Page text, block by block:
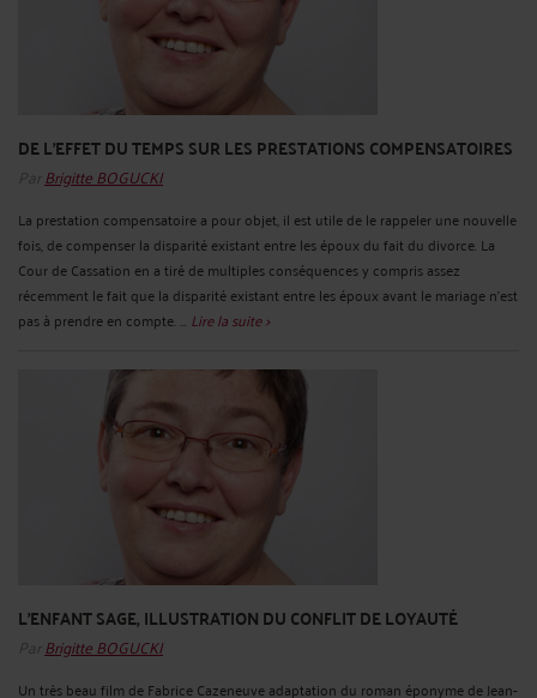
DE L'EFFET DU TEMPS SUR LES PRESTATIONS COMPENSATOIRES
Par Brigitte BOGUCKI
La prestation compensatoire a pour objet, il est utile de le rappeler une nouvelle
fois, de compenser la disparité existant entre les époux du fait du divorce. La
Cour de Cassation en a tiré de multiples conséquences y compris assez
récemment le fait que la disparité existant entre les époux avant le mariage n'est
pas à prendre en compte. ... Lire la suite >
L'ENFANT SAGE, ILLUSTRATION DU CONFLIT DE LOYAUTÉ
Par Brigitte BOGUCKI
Un très beau film de Fabrice Cazeneuve adaptation du roman éponyme de Jean-